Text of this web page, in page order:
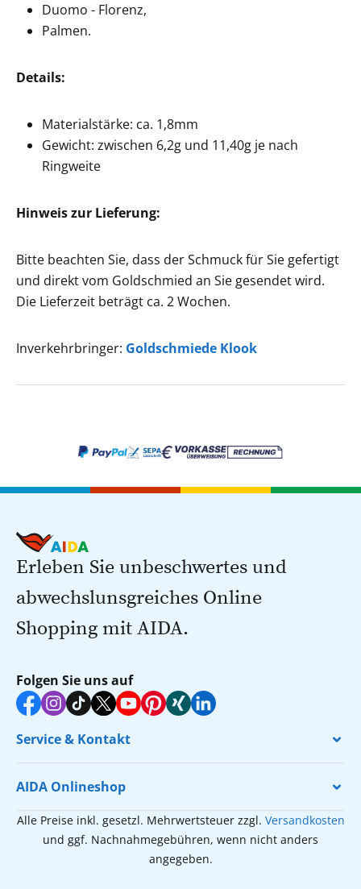
Duomo - Florenz,
Palmen.
Details:
Materialstärke: ca. 1,8mm
Gewicht: zwischen 6,2g und 11,40g je nach
Ringweite
Hinweis zur Lieferung:
Bitte beachten Sie, dass der Schmuck für Sie gefertigt
und direkt vom Goldschmied an Sie gesendet wird.
Die Lieferzeit beträgt ca. 2 Wochen.
Inverkehrbringer: Goldschmiede Klook
Erleben Sie unbeschwertes und
abwechslunsgreiches Online
Shopping mit AIDA.
Folgen Sie uns auf
Service & Kontakt
AIDA Onlineshop
Alle Preise inkl. gesetzl. Mehrwertsteuer zzgl. Versandkosten
und ggf. Nachnahmegebühren, wenn nicht anders
angegeben.